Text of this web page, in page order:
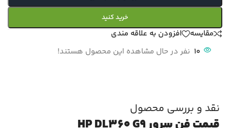
خرید کنید
مقایسه
افزودن به علاقه مندی
10 نفر در حال مشاهده این محصول هستند!
نقد و بررسی محصول